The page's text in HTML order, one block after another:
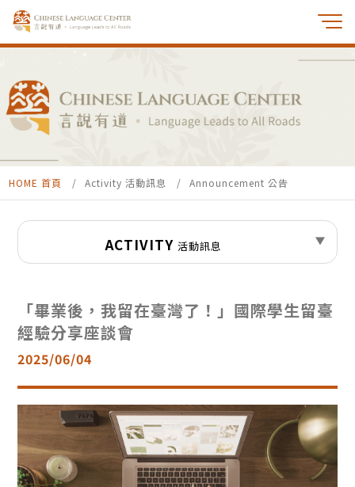
HOME 首頁 Activity 活動訊息 Announcement 公告
ACTIVITY 活動訊息
「畢業後，我留在臺灣了！」國際學生留臺
經驗分享座談會
2025/06/04